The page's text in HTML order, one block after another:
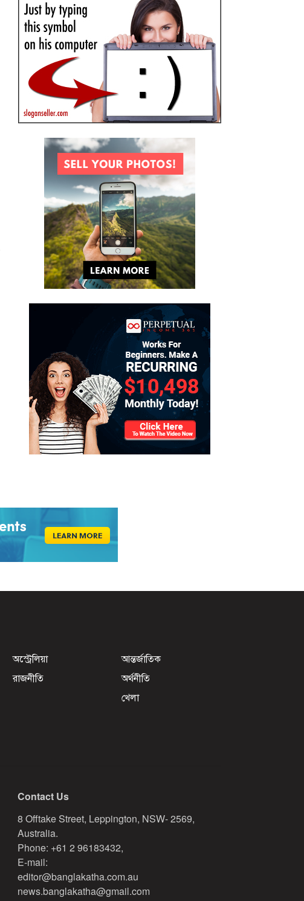
অস্ট্রেলিয়া
আন্তর্জাতিক
রাজনীতি
অর্থনীতি
খেলা
Contact Us
8 Offtake Street, Leppington, NSW- 2569,
Australia.
Phone: +61 2 96183432,
E-mail:
editor@banglakatha.com.au
news.banglakatha@gmail.com